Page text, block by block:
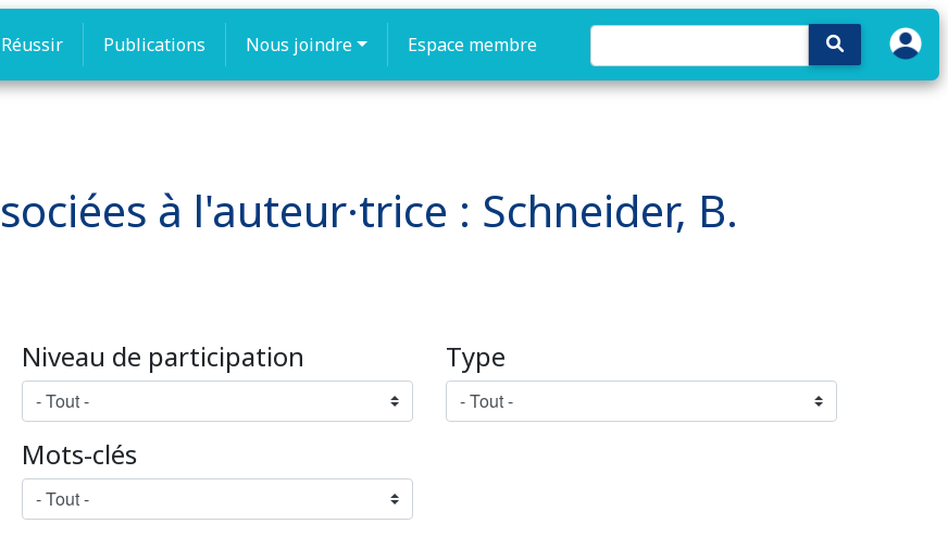
Publications Nous joindre Espace membre
à l'auteur·trice : Schneider, B.
Niveau de participation Type
Mots-clés